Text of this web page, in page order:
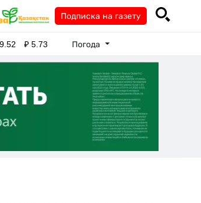
Подписка на газету
₽5.73 Погода